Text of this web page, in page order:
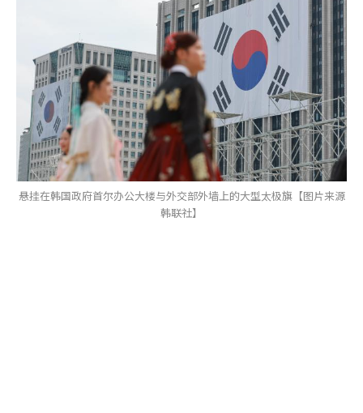
悬挂在韩国政府首尔办公大楼与外交部外墙上的大型太极旗【图片来源
韩联社】